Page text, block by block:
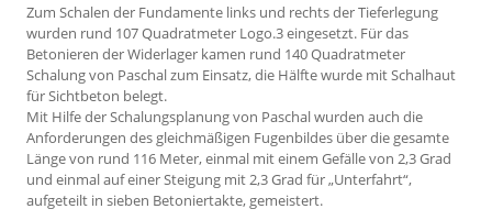
Zum Schalen der Fundamente links und rechts der Tieferlegung
wurden rund 107 Quadratmeter Logo.3 eingesetzt. Für das
Betonieren der Widerlager kamen rund 140 Quadratmeter
Schalung von Paschal zum Einsatz, die Hälfte wurde mit Schalhaut
für Sichtbeton belegt.
Mit Hilfe der Schalungsplanung von Paschal wurden auch die
Anforderungen des gleichmäßigen Fugenbildes über die gesamte
Länge von rund 116 Meter, einmal mit einem Gefälle von 2,3 Grad
und einmal auf einer Steigung mit 2,3 Grad für „Unterfahrt“,
aufgeteilt in sieben Betoniertakte, gemeistert.